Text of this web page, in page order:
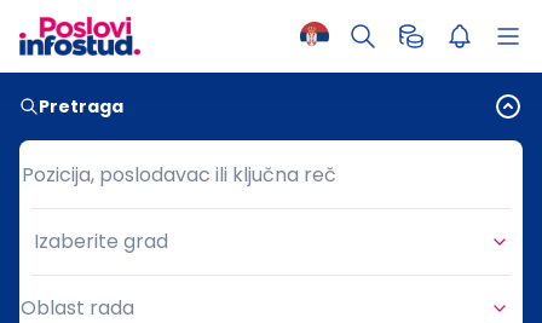
Pretraga
Pozicija, poslodavac ili ključna reč
Pozicija, poslodavac ili ključna reč
Grad
Izaberite grad
Oblast rada